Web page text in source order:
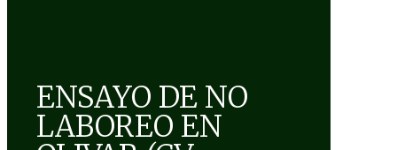
ENSAYO DE NO
LABOREO EN